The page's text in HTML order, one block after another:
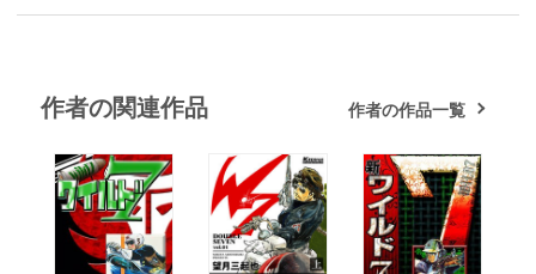
作者の関連作品 作者の作品一覧